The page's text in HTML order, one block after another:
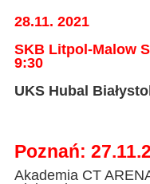
28.11. 2021
SKB Litpol-Malow
9:30
UKS Hubal
Poznań:
Akademia CT